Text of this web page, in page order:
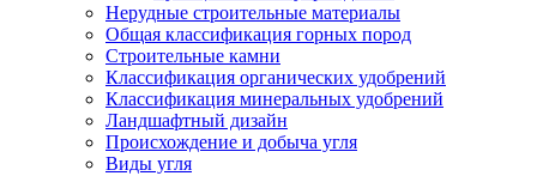
Нерудные строительные материалы
Общая классификация горных пород
Строительные камни
Классификация органических удобрений
Классификация минеральных удобрений
Ландшафтный дизайн
Происхождение и добыча угля
Виды угля